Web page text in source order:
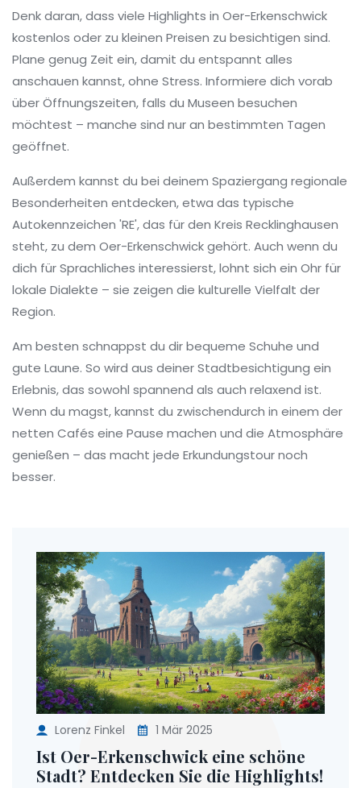
Denk daran, dass viele Highlights in Oer-Erkenschwick
kostenlos oder zu kleinen Preisen zu besichtigen sind.
Plane genug Zeit ein, damit du entspannt alles
anschauen kannst, ohne Stress. Informiere dich vorab
über Öffnungszeiten, falls du Museen besuchen
möchtest – manche sind nur an bestimmten Tagen
geöffnet.
Außerdem kannst du bei deinem Spaziergang regionale
Besonderheiten entdecken, etwa das typische
Autokennzeichen 'RE', das für den Kreis Recklinghausen
steht, zu dem Oer-Erkenschwick gehört. Auch wenn du
dich für Sprachliches interessierst, lohnt sich ein Ohr für
lokale Dialekte – sie zeigen die kulturelle Vielfalt der
Region.
Am besten schnappst du dir bequeme Schuhe und
gute Laune. So wird aus deiner Stadtbesichtigung ein
Erlebnis, das sowohl spannend als auch relaxend ist.
Wenn du magst, kannst du zwischendurch in einem der
netten Cafés eine Pause machen und die Atmosphäre
genießen – das macht jede Erkundungstour noch
besser.
Lorenz Finkel 1 Mär 2025
Ist Oer-Erkenschwick eine schöne
Stadt? Entdecken Sie die Highlights!